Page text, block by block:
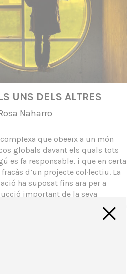
UNS DELS ALTRES
Naharro
que obeeix a un món
globals davant els quals tots
es fa responsable, i que en certa
d’un projecte col·lectiu. La
ha suposat fins ara per a
important de la seva
per prendre decisions en
directament en la qualitat de
A l’actualitat, són moltes les
d’una globalització
abanderés avui una nova
la barrera del que és
de la seva vida, José Luis